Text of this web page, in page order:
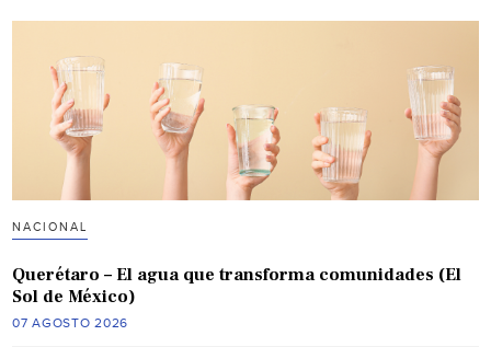
NACIONAL
Querétaro – El agua que transforma comunidades (El
Sol de México)
07 AGOSTO 2026